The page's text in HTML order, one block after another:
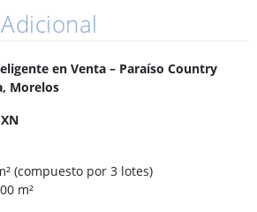
en Venta – Paraíso Country
Morelos
(compuesto por 3 lotes)
m²